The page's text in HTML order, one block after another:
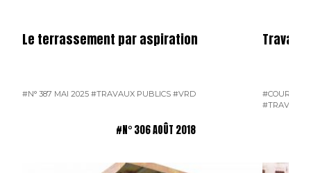
Le terrassement par aspiration
#N° 387 MAI 2025 #TRAVAUX PUBLICS #VRD
#COURRIER
#TRAVAUX
#N° 306 AOÛT 2018